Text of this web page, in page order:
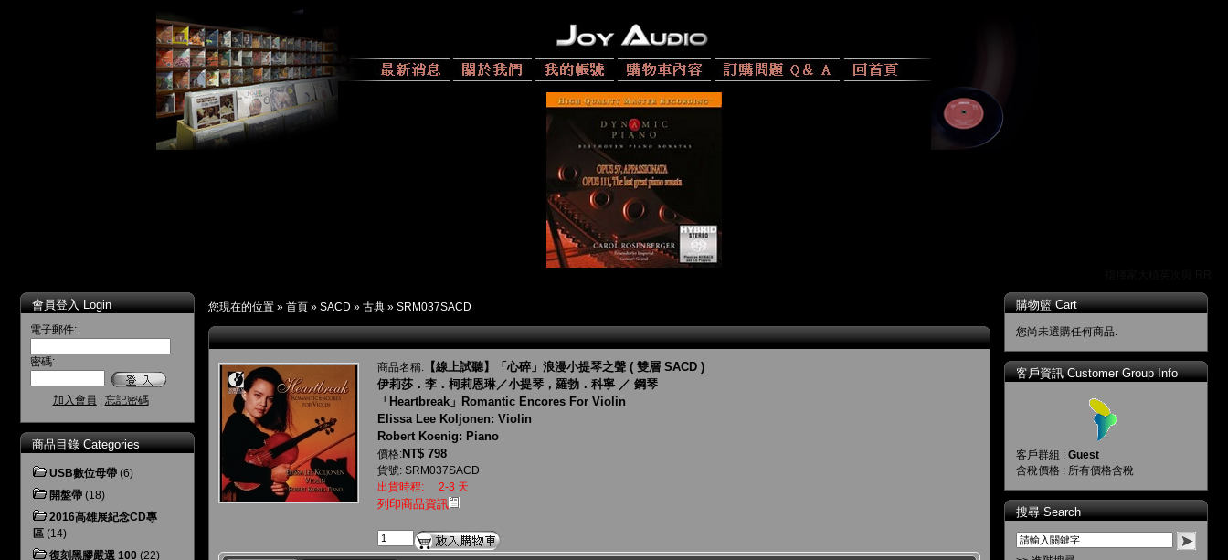
會員登入 Login
電子郵件:
密碼:
加入會員 忘記密碼
商品目錄 Categories
USB數位母帶 (6)
開盤帶 (18)
2016高雄展紀念CD專
區 (14)
復刻黑膠嚴選 100 (22)
您現在的位置 » 首頁 » SACD » 古典 » SRM037SACD
商品名稱: 【線上試聽】「心碎」浪漫小提琴之聲 ( 雙層 SACD )
伊莉莎．李．柯莉恩琳／小提琴，羅勃．科寧 ／ 鋼琴
「Heartbreak」Romantic Encores For Violin
Elissa Lee Koljonen: Violin
Robert Koenig: Piano
價格:NT$ 798
貨號: SRM037SACD
出貨時程:
2-3 天
列印商品資訊
購物籃 Cart
您尚未選購任何商品.
客戶資訊 Customer Group Info
客戶群組 : Guest
含稅價格 : 所有價格含稅
搜尋 Search